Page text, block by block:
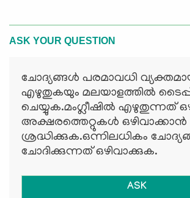
ASK YOUR QUESTION
ചോദ്യങ്ങള്‍ പരമാവധി
എഴുതുകയും മലയാളത്തില്‍
ചെയ്യുക.മംഗ്ലീഷില്‍ എഴുതുന്നത്
അക്ഷരത്തെറ്റുകള്‍ ഒഴിവാക്കാന്‍
ശ്രദ്ധിക്കുക.ഒന്നിലധികം
ചോദിക്കുന്നത് ഒഴിവാക്കുക.
ASK